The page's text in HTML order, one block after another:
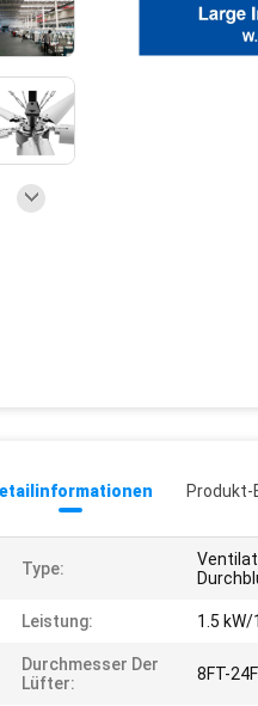
Produkt-
Type:
Leistung: 1.5 kW/
Durchmesser Der
Lüfter:
8FT-